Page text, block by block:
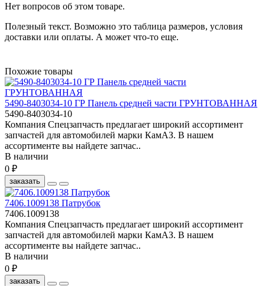
Нет вопросов об этом товаре.
Полезный текст. Возможно это таблица размеров, условия
доставки или оплаты. А может что-то еще.
Похожие товары
5490-8403034-10 ГР Панель средней части ГРУНТОВАННАЯ
5490-8403034-10
Компания Спецзапчасть предлагает широкий ассортимент
запчастей для автомобилей марки КамАЗ. В нашем
ассортименте вы найдете запчас..
В наличии
0 ₽
заказать
7406.1009138 Патрубок
7406.1009138
Компания Спецзапчасть предлагает широкий ассортимент
запчастей для автомобилей марки КамАЗ. В нашем
ассортименте вы найдете запчас..
В наличии
0 ₽
заказать